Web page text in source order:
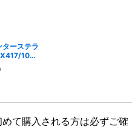
ーステラ
100}
て購入される方は必ずご確